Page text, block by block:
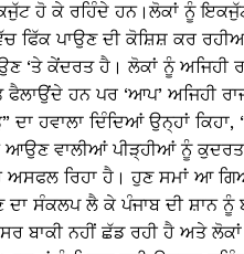
ਹੋ ਕੇ ਰਹਿੰਦੇ ਹਨ।ਲੋਕਾਂ ਨੂੰ
ਫਿੱਕ ਪਾਉਣ ਦੀ ਕੋਸ਼ਿਸ਼ ਕਰ
‘ਤੇ ਕੇਂਦਰਤ ਹੈ। ਲੋਕਾਂ ਨੂੰ ਅਜਿਹੀ
ਹਨ ਪਰ ‘ਆਪ’ ਅਜਿਹੀ
ਦਾ ਹਵਾਲਾ ਦਿੰਦਿਆਂ ਉਨ੍ਹਾਂ
ਨੇ ਆਉਣ ਵਾਲੀਆਂ ਪੀੜ੍ਹੀਆਂ ਨੂੰ
ਅਸਫਲ ਰਿਹਾ ਹੈ। ਹੁਣ ਸਮਾਂ ਆ
ਸੰਕਲਪ ਲੈ ਕੇ ਪੰਜਾਬ ਦੀ ਸ਼ਾਨ ਨੂੰ
ਬਾਕੀ ਨਹੀਂ ਛੱਡ ਰਹੀ ਹੈ ਅਤੇ